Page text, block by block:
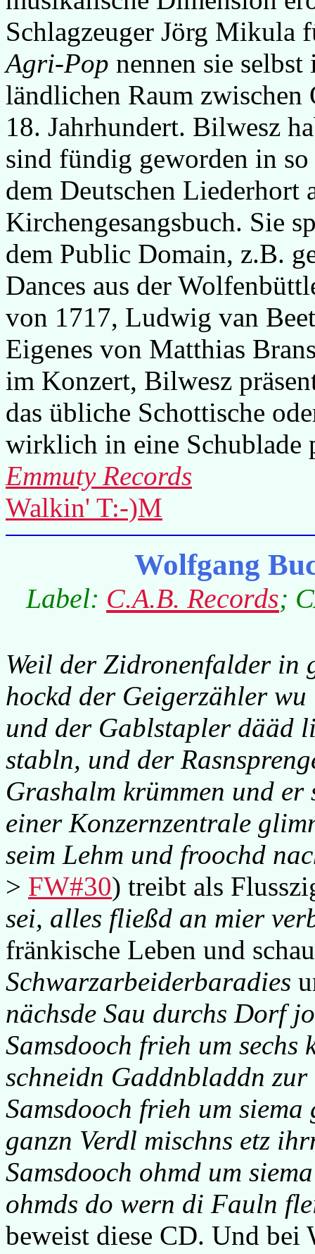
Schlagzeuger Jörg Mikula
Agri-Pop nennen sie
ländlichen Raum zwischen
18. Jahrhundert. Bilwesz
sind fündig geworden in
dem Deutschen Liederhort
Kirchengesangsbuch. Sie
dem Public Domain, z.B.
Dances aus der
von 1717, Ludwig van
Eigenes von Matthias
im Konzert, Bilwesz
das übliche Schottische
wirklich in eine Schublade
Emmuty Records
Walkin' T:-)M
Wolfgang
Label: C.A.B. Records;
Weil der Zidronenfalder in
hockd der Geigerzähler
und der Gablstapler dääd
stabln, und der
Grashalm krümmen und
einer Konzernzentrale
seim Lehm und froochd
> FW#30) treibt als
sei, alles fließd an mier
fränkische Leben und
Schwarzarbeiderbaradies
nächsde Sau durchs Dorf
Samsdooch frieh um sechs
schneidn Gaddnbladdn
Samsdooch frieh um
ganzn Verdl mischns etz
Samsdooch ohmd um
ohmds do wern di Fauln
beweist diese CD. Und